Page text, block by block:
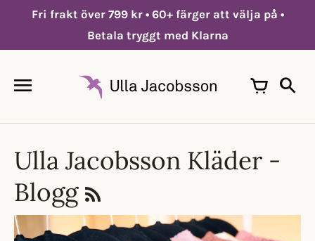
Fri frakt över 799 kr • 60+ färger att välja på •
Betala tryggt med Klarna
Ulla Jacobsson Kläder -
Blogg